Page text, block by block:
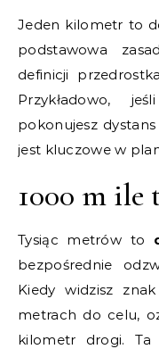
Jeden kilometr to
podstawowa
definicji
Przykładowo,
pokonujesz
jest kluczowe w
1000 m ile
Tysiąc metrów to
bezpośrednie
Kiedy widzisz
metrach do celu,
kilometr drogi.